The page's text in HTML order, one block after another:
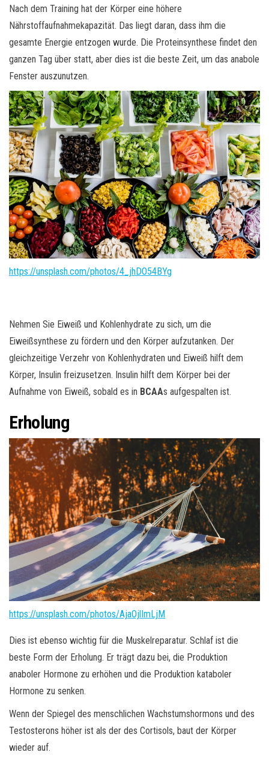
Nach dem Training hat der Körper eine höhere
Nährstoffaufnahmekapazität. Das liegt daran, dass ihm die
gesamte Energie entzogen wurde. Die Proteinsynthese findet den
ganzen Tag über statt, aber dies ist die beste Zeit, um das anabole
Fenster auszunutzen.
https://unsplash.com/photos/4_jhDO54BYg
Nehmen Sie Eiweiß und Kohlenhydrate zu sich, um die
Eiweißsynthese zu fördern und den Körper aufzutanken. Der
gleichzeitige Verzehr von Kohlenhydraten und Eiweiß hilft dem
Körper, Insulin freizusetzen. Insulin hilft dem Körper bei der
Aufnahme von Eiweiß, sobald es in BCAAs aufgespalten ist.
Erholung
https://unsplash.com/photos/AjaOjlImLjM
Dies ist ebenso wichtig für die Muskelreparatur. Schlaf ist die
beste Form der Erholung. Er trägt dazu bei, die Produktion
anaboler Hormone zu erhöhen und die Produktion kataboler
Hormone zu senken.
Wenn der Spiegel des menschlichen Wachstumshormons und des
Testosterons höher ist als der des Cortisols, baut der Körper
wieder auf.